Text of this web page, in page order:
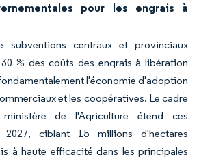
pour les engrais à
subventions centraux et provinciaux
% des coûts des engrais à libération
l'économie d'adoption
et les coopératives. Le cadre
de l'Agriculture étend ces
2027, ciblant 15 millions d'hectares
à haute efficacité dans les principales